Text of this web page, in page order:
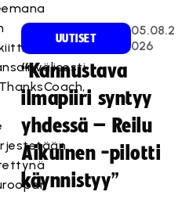
UUTISET
05.08.2
026
“Kannustava
ilmapiiri syntyy
yhdessä – Reilu
Aikuinen -pilotti
käynnistyy”